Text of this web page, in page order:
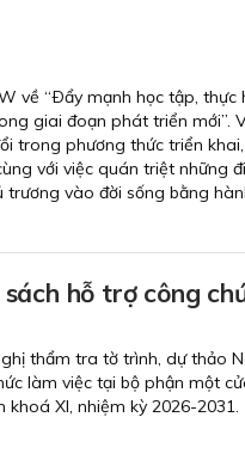
về “Ðẩy mạnh học tập, thực
giai đoạn phát triển mới”.
trong phương thức triển
với việc quán triệt những
vào đời sống bằng
hỗ trợ công
thẩm tra tờ trình, dự thảo
làm việc tại bộ phận một
XI, nhiệm kỳ 2026-2031.